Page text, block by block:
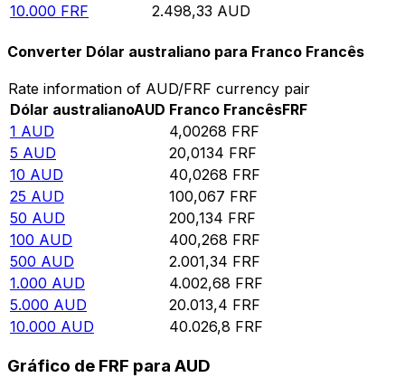
10.000 FRF 2.498,33 AUD
Converter Dólar australiano para Franco Francês
Rate information of AUD/FRF currency pair
Dólar australianoAUD Franco FrancêsFRF
1 AUD 4,00268 FRF
5 AUD 20,0134 FRF
10 AUD 40,0268 FRF
25 AUD 100,067 FRF
50 AUD 200,134 FRF
100 AUD 400,268 FRF
500 AUD 2.001,34 FRF
1.000 AUD 4.002,68 FRF
5.000 AUD 20.013,4 FRF
10.000 AUD 40.026,8 FRF
Gráfico de FRF para AUD